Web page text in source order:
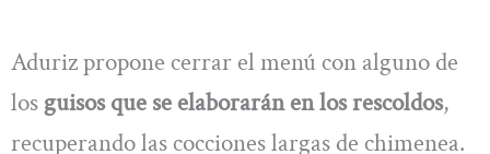
Aduriz propone cerrar el menú con alguno de
losguisos que se elaborarán en los rescoldos,
recuperando las cocciones largas de chimenea.